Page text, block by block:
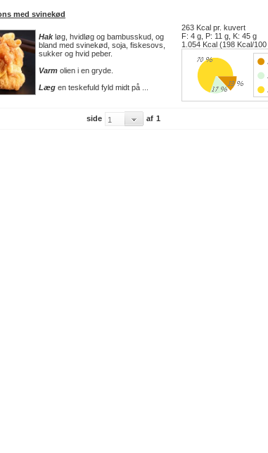
med svinekød
Hakløg, hvidløg og bambusskud, og
bland med svinekød, soja, fiskesovs,
sukker og hvid peber.
Varm olien i en gryde.
Læg en teskefuld fyld midt på ...
263 Kcal pr. kuvert
F: 4 g, P: 11 g, K: 45 g
1.054 Kcal (198 Kcal/100
side af 1